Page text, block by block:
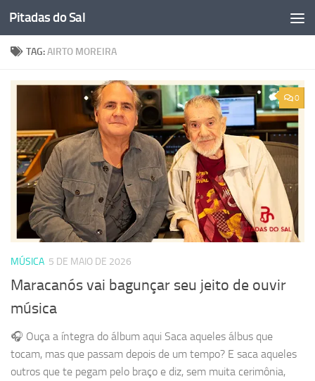
Skip to content
Pitadas do Sal
TAG:AIRTO MOREIRA
0
MÚSICA 5 DE MAIO DE 2026
Maracanós vai bagunçar seu jeito de ouvir
música
🎧 Ouça a íntegra do álbum aqui Saca aqueles álbus que
tocam, mas que passam depois de um tempo? E saca aqueles
outros que te pegam pelo braço e diz, sem muita cerimônia,